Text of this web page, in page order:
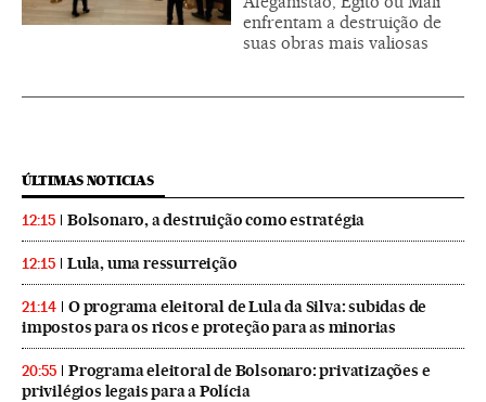
enfrentam a destruição de
suas obras mais valiosas
ÚLTIMAS NOTICIAS
12:15 Bolsonaro, a destruição como estratégia
12:15 Lula, uma ressurreição
21:14
O programa eleitoral de Lula da Silva: subidas de
impostos para os ricos e proteção para as minorias
20:55
Programa eleitoral de Bolsonaro: privatizações e
privilégios legais para a Polícia